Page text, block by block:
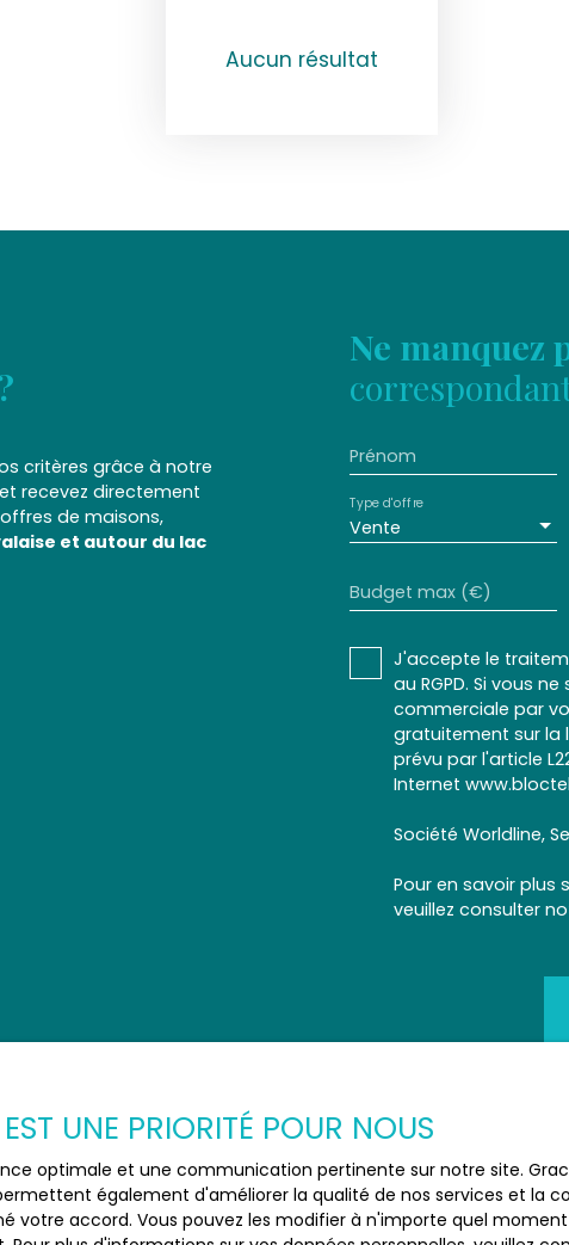
Aucun résultat
critères grâce à notre
recevez directement
de maisons,
et autour du lac
Ne manquez
Prénom
Vente
Type d'offre
Budget max (€)
J'accepte le
au RGPD. Si vous
commerciale par
gratuitement sur la
prévu par l'article
Internet
Société Worldline,
Pour en savoir plus
veuillez consulter
JE SUIS PROPRIÉTAIRE
UNE PRIORITÉ POUR NOUS
optimale et une communication pertinente sur notre site.
également d'améliorer la qualité de nos services et la
votre accord. Vous pouvez les modifier à n'importe quel